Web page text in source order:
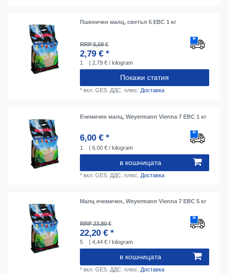
Пшеничен малц, светъл 5 EBC 1 кг
RRP 5,59 €
2,79 € *
1 | 2,79 € / kilogram
Покажи статия
*вкл. GES. ДДС. плюс. Доставка
Ечемичен малц, Weyermann Vienna 7 EBC 1 кг
6,00 € *
1 | 6,00 € / kilogram
в кошницата
*вкл. GES. ДДС. плюс. Доставка
Малц ечемичен, Weyermann Vienna 7 EBC 5 кг
RRP 23,80 €
22,20 € *
5 | 4,44 € / kilogram
в кошницата
*вкл. GES. ДДС. плюс. Доставка